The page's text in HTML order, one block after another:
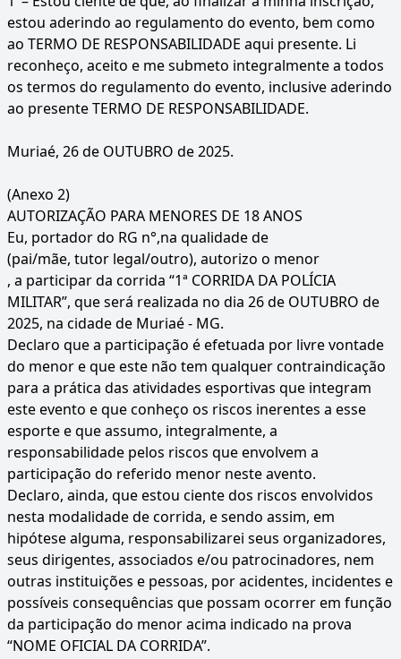
estou aderindo ao regulamento do evento, bem como
ao TERMO DE RESPONSABILIDADE aqui presente. Li
reconheço, aceito e me submeto integralmente a todos
os termos do regulamento do evento, inclusive aderindo
ao presente TERMO DE RESPONSABILIDADE.
Muriaé, 26 de OUTUBRO de 2025.
(Anexo 2)
AUTORIZAÇÃO PARA MENORES DE 18 ANOS
Eu, portador do RG n°,na qualidade de
(pai/mãe, tutor legal/outro), autorizo o menor
, a participar da corrida “1ª CORRIDA DA POLÍCIA
MILITAR”, que será realizada no dia 26 de OUTUBRO de
2025, na cidade de Muriaé - MG.
Declaro que a participação é efetuada por livre vontade
do menor e que este não tem qualquer contraindicação
para a prática das atividades esportivas que integram
este evento e que conheço os riscos inerentes a esse
esporte e que assumo, integralmente, a
responsabilidade pelos riscos que envolvem a
participação do referido menor neste avento.
Declaro, ainda, que estou ciente dos riscos envolvidos
nesta modalidade de corrida, e sendo assim, em
hipótese alguma, responsabilizarei seus organizadores,
seus dirigentes, associados e/ou patrocinadores, nem
outras instituições e pessoas, por acidentes, incidentes e
possíveis consequências que possam ocorrer em função
da participação do menor acima indicado na prova
“NOME OFICIAL DA CORRIDA”.